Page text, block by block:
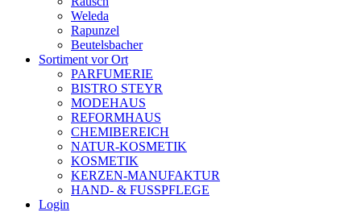
Weleda
Rapunzel
Beutelsbacher
Sortiment vor Ort
PARFUMERIE
BISTRO STEYR
MODEHAUS
REFORMHAUS
CHEMIBEREICH
NATUR-KOSMETIK
KOSMETIK
KERZEN-MANUFAKTUR
HAND- & FUSSPFLEGE
Login